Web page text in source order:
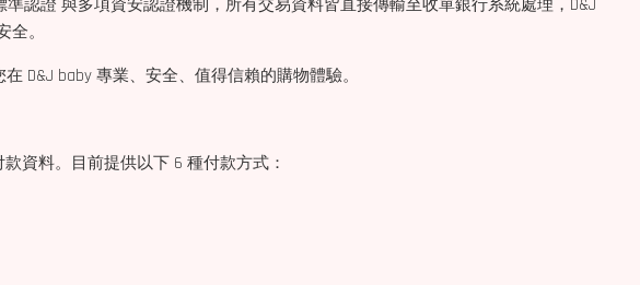
認證 與多項資安認證機制，所有交易資料皆直接傳輸至收單銀行系統處理，D&J
。
D&J baby 專業、安全、值得信賴的購物體驗。
資料。目前提供以下 6 種付款方式：